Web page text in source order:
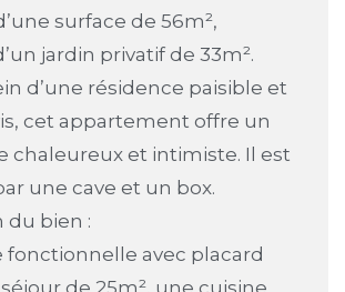
surface de 56m²,
jardin privatif de 33m².
d’une résidence paisible et
cet appartement offre un
chaleureux et intimiste. Il est
une cave et un box.
du bien :
fonctionnelle avec placard
de 25m², une cuisine